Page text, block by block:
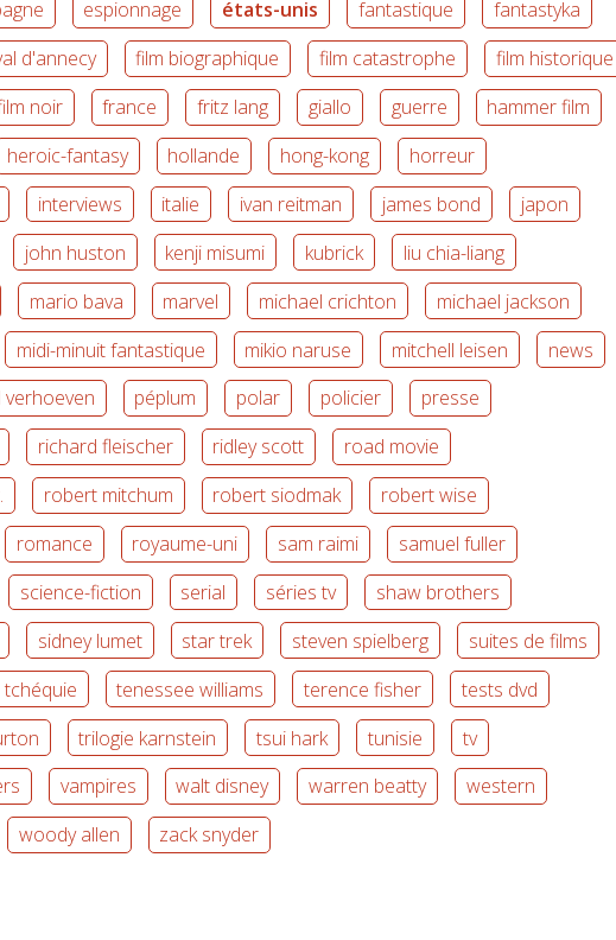
espionnage états-unis fantastique
fantastyka
d'annecy film biographique film catastrophe
film historique
noir france fritz lang giallo guerre
hammer film
heroic-fantasy hollande hong-kong
horreur
interviews italie ivan reitman james bond
japon
john huston kenji misumi kubrick
liu chia-liang
mario bava marvel michael crichton
michael jackson
midi-minuit fantastique mikio naruse mitchell leisen
news
verhoeven péplum polar policier
presse
richard fleischer ridley scott
road movie
robert mitchum robert siodmak
robert wise
romance royaume-uni sam raimi
samuel fuller
science-fiction serial séries tv
shaw brothers
sidney lumet star trek steven spielberg
suites de films
tchéquie tenessee williams terence fisher
tests dvd
trilogie karnstein tsui hark tunisie
tv
vampires walt disney warren beatty
western
woody allen zack snyder